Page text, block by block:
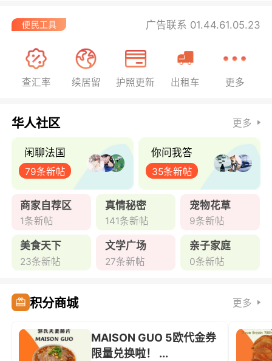
广告联系 01.44.61.05.23
查汇率 续居留 护照更新 出租车 更多
华人社区 更多
闲聊法国
79条新帖
你问我答
35条新帖
商家自荐区
1条新帖
真情秘密
141条新帖
宠物花草
9条新帖
美食天下
23条新帖
文学广场
27条新帖
亲子家庭
0条新帖
积分商城 更多
MAISON GUO 5欧代金券
限量兑换啦！ ...